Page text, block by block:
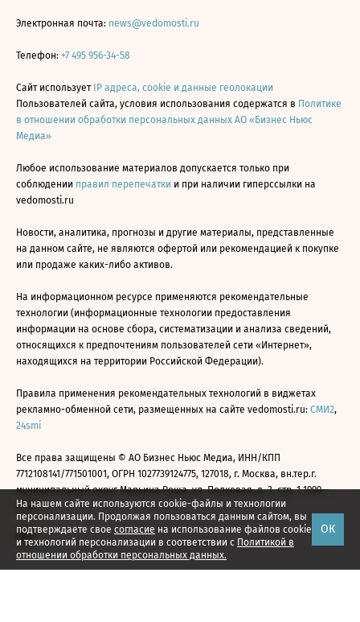
На нашем сайте используются cookie-файлы и технологии
персонализации. Продолжая пользоваться данным сайтом, вы
подтверждаете свое согласие на использование файлов cookie
и технологий персонализации в соответствии с Политикой в
отношении обработки персональных данных.
ОК
Электронная почта: news@vedomosti.ru
Телефон: +7 495 956-34-58
Сайт использует IP адреса, cookie и данные геолокации
Пользователей сайта, условия использования содержатся в Политике
в отношении обработки персональных данных АО «Бизнес Ньюс
Медиа»
Любое использование материалов допускается только при
соблюдении правил перепечатки и при наличии гиперссылки на
vedomosti.ru
Новости, аналитика, прогнозы и другие материалы, представленные
на данном сайте, не являются офертой или рекомендацией к покупке
или продаже каких-либо активов.
На информационном ресурсе применяются рекомендательные
технологии (информационные технологии предоставления
информации на основе сбора, систематизации и анализа сведений,
относящихся к предпочтениям пользователей сети «Интернет»,
находящихся на территории Российской Федерации).
Правила применения рекомендательных технологий в виджетах
рекламно-обменной сети, размещенных на сайте vedomosti.ru: СМИ2,
24smi
Все права защищены © АО Бизнес Ньюс Медиа, ИНН/КПП
7712108141/771501001, ОГРН 1027739124775, 127018, г. Москва, вн.тер.г.
муниципальный округ Марьина Роща, ул. Полковая, д. 3, стр. 1 1999—
2026